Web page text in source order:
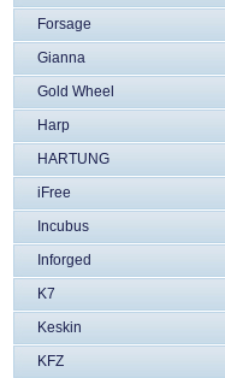
Forsage
Gianna
Gold Wheel
Harp
HARTUNG
iFree
Incubus
Inforged
K7
Keskin
KFZ